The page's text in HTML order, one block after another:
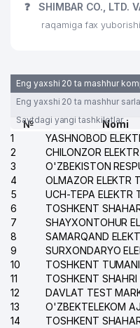
32
INTELLECT
MUASSASASI
34
GABUROV
YAKKA
❓ SHIMBAR CO., LTD.
raqamiga fax
Eng yaxshi 20 ta mashhur
Eng yaxshi 20 ta mashhur
Saytdagi yangi tashkilotlar
№
Nomi
1
2
3
4
5
6
7
8
9
10
11
12
13
O'ZBEKTELEKOM AJ
14